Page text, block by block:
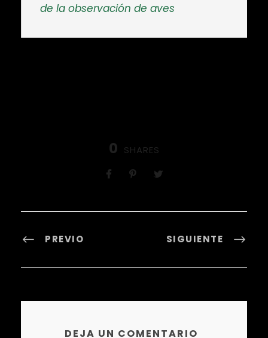
de la observación de aves
0 SHARES
PREVIO SIGUIENTE
DEJA UN COMENTARIO